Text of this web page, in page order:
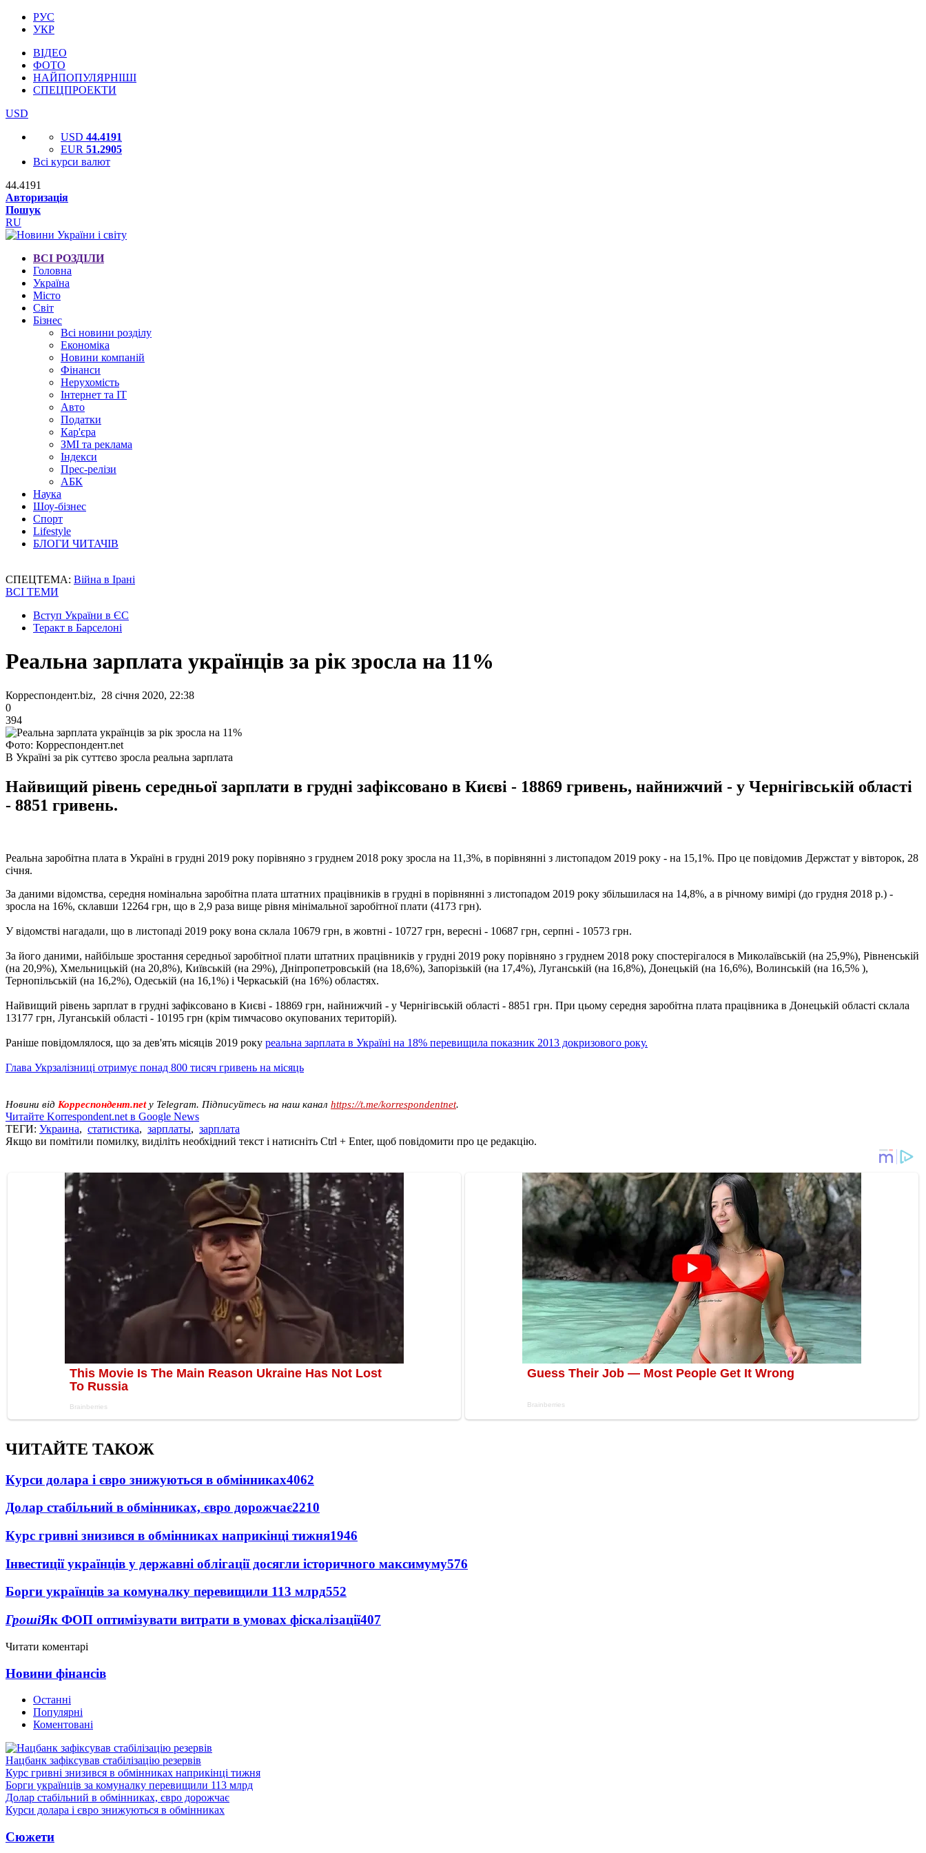
РУС
УКР
ВІДЕО
ФОТО
НАЙПОПУЛЯРНІШІ
СПЕЦПРОЕКТИ
USD
USD 44.4191
EUR 51.2905
Всі курси валют
44.4191
Авторизація
Пошук
RU
ВСІ РОЗДІЛИ
Головна
Україна
Місто
Світ
Бізнес
Всі новини розділу
Економіка
Новини компаній
Фінанси
Нерухомість
Інтернет та IT
Авто
Податки
Кар'єра
ЗМІ та реклама
Індекси
Прес-релізи
АБК
Наука
Шоу-бізнес
Спорт
Lifestyle
БЛОГИ ЧИТАЧІВ
СПЕЦТЕМА: Війна в Ірані
ВСІ ТЕМИ
Вступ України в ЄС
Теракт в Барселоні
Реальна зарплата українців за рік зросла на 11%
Корреспондент.biz, 28 січня 2020, 22:38
0
394
Фото: Корреспондент.net
В Україні за рік суттєво зросла реальна зарплата
Найвищий рівень середньої зарплати в грудні зафіксовано в Києві - 18869 гривень, найнижчий - у Чернігівській області
- 8851 гривень.
Реальна заробітна плата в Україні в грудні 2019 року порівняно з груднем 2018 року зросла на 11,3%, в порівнянні з листопадом 2019 року - на 15,1%. Про це повідомив Держстат у вівторок, 28
січня.
За даними відомства, середня номінальна заробітна плата штатних працівників в грудні в порівнянні з листопадом 2019 року збільшилася на 14,8%, а в річному вимірі (до грудня 2018 р.) -
зросла на 16%, склавши 12264 грн, що в 2,9 раза вище рівня мінімальної заробітної плати (4173 грн).
У відомстві нагадали, що в листопаді 2019 року вона склала 10679 грн, в жовтні - 10727 грн, вересні - 10687 грн, серпні - 10573 грн.
За його даними, найбільше зростання середньої заробітної плати штатних працівників у грудні 2019 року порівняно з груднем 2018 року спостерігалося в Миколаївській (на 25,9%), Рівненській
(на 20,9%), Хмельницькій (на 20,8%), Київській (на 29%), Дніпропетровській (на 18,6%), Запорізькій (на 17,4%), Луганській (на 16,8%), Донецькій (на 16,6%), Волинській (на 16,5% ),
Тернопільській (на 16,2%), Одеській (на 16,1%) і Черкаській (на 16%) областях.
Найвищий рівень зарплат в грудні зафіксовано в Києві - 18869 грн, найнижчий - у Чернігівській області - 8851 грн. При цьому середня заробітна плата працівника в Донецькій області склала
13177 грн, Луганській області - 10195 грн (крім тимчасово окупованих територій).
Раніше повідомлялося, що за дев'ять місяців 2019 року реальна зарплата в Україні на 18% перевищила показник 2013 докризового року.
Глава Укрзалізниці отримує понад 800 тисяч гривень на місяць
Новини від Корреспондент.net у Telegram. Підписуйтесь на наш канал https://t.me/korrespondentnet.
Читайте Korrespondent.net в Google News
ТЕГИ: Украина, статистика, зарплаты, зарплата
Якщо ви помітили помилку, виділіть необхідний текст і натисніть Ctrl + Enter, щоб повідомити про це редакцію.
ЧИТАЙТЕ ТАКОЖ
Курси долара і євро знижуються в обмінниках4062
Долар стабільний в обмінниках, євро дорожчає2210
Курс гривні знизився в обмінниках наприкінці тижня1946
Інвестиції українців у державні облігації досягли історичного максимуму576
Борги українців за комуналку перевищили 113 млрд552
ГрошіЯк ФОП оптимізувати витрати в умовах фіскалізації407
Читати коментарі
Новини фінансів
Останні
Популярні
Коментовані
Нацбанк зафіксував стабілізацію резервів
Курс гривні знизився в обмінниках наприкінці тижня
Борги українців за комуналку перевищили 113 млрд
Долар стабільний в обмінниках, євро дорожчає
Курси долара і євро знижуються в обмінниках
Сюжети